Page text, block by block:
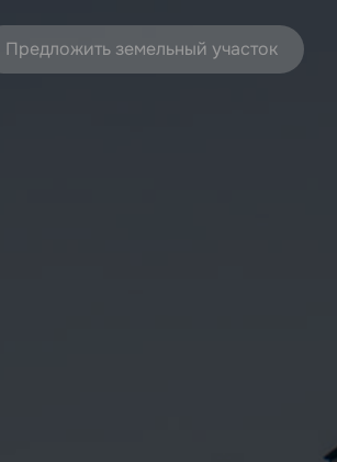
Предложить земельный участок